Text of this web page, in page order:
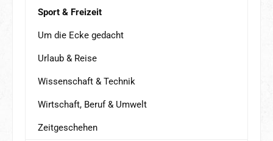
Sport & Freizeit
Um die Ecke gedacht
Urlaub & Reise
Wissenschaft & Technik
Wirtschaft, Beruf & Umwelt
Zeitgeschehen